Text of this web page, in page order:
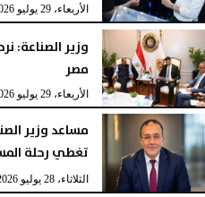
الأربعاء، 29 يوليو 2026
وزير الصناعة:
مصر
الأربعاء، 29 يوليو 2026
مساعد وزير
تغطي رحلة
الثلاثاء، 28 يوليو 2026